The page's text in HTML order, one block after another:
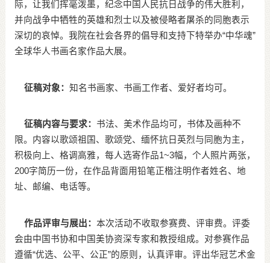
际，让我们挥毫泼墨，纪念中国人民抗日战争的伟大胜利，
并向战争中牺牲的英雄和烈士以及被侵略者屠杀的同胞表示
深切的哀悼。我院在社会各界的倡导和支持下特举办“中华魂”
全球华人书画名家作品大展。
征稿对象： 知名书画家、书画工作者、爱好者均可。
征稿内容与要求： 书法、美术作品均可，书体及画种不
限。内容以歌颂祖国、歌颂党、缅怀抗日英烈与同胞为主，
积极向上、格调高雅，每人选寄作品1~3幅，个人照片两张，
200字简历一份，在作品背面用铅笔正楷注明作者姓名、地
址、邮编、电话等。
作品评审与展出： 本次活动不收取参赛费、评审费。评委
会由中国书协和中国美协资深专家和教授组成。对参赛作品
遵循“优选、公平、公正”的原则，认真评审。评出华冠艺术金